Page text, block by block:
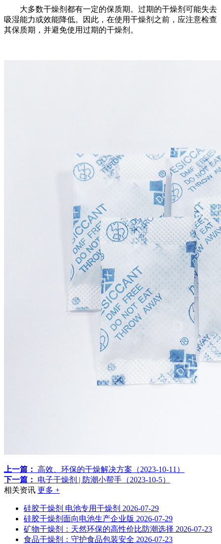
大多数干燥剂都有一定的保质期。过期的干燥剂可能失去
吸湿能力或效能降低。因此，在使用干燥剂之前，应注意检查
其保质期，并避免使用过期的干燥剂。
上一篇： 高效、环保的干燥解决方案（2023-10-11）
下一篇：
电子干燥剂 | 防潮小帮手（2023-10-5）
相关资讯 更多 +
硅胶干燥剂 电池专用干燥剂 2026-07-29
硅胶干燥剂面向电池生产企业版 2026-07-29
矿物干燥剂：天然环保的高性价比防潮选择 2026-07-23
食品干燥剂：守护食品包装安全 2026-07-23